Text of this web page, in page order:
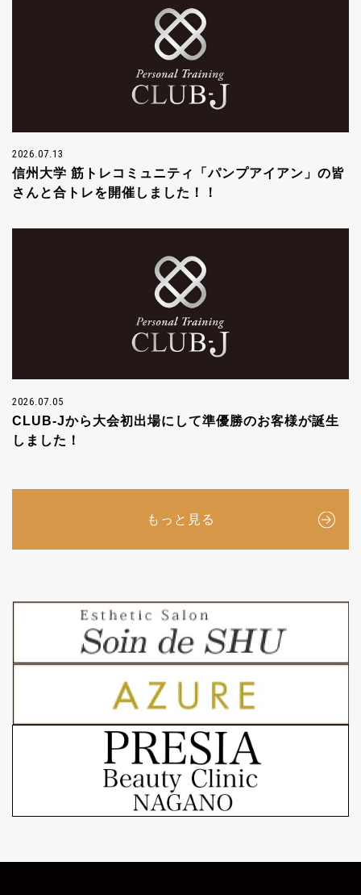
2026.07.13
信州大学 筋トレコミュニティ「パンプアイアン」の皆
さんと合トレを開催しました！！
2026.07.05
CLUB-Jから大会初出場にして準優勝のお客様が誕生
しました！
もっと見る